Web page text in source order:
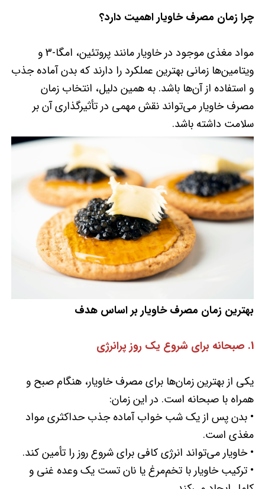
چرا زمان مصرف خاویار اهمیت دارد؟
مواد مغذی موجود در خاویار مانند پروتئین، امگا-3 و
ویتامین‌ها زمانی بهترین عملکرد را دارند که بدن آماده جذب
و استفاده از آن‌ها باشد. به همین دلیل، انتخاب زمان
مصرف خاویار می‌تواند نقش مهمی در تأثیرگذاری آن بر
سلامت داشته باشد.
بهترین زمان مصرف خاویار بر اساس هدف
1. صبحانه برای شروع یک روز پرانرژی
یکی از بهترین زمان‌ها برای مصرف خاویار، هنگام صبح و
همراه با صبحانه است. در این زمان:
• بدن پس از یک شب خواب آماده جذب حداکثری مواد
مغذی است.
• خاویار می‌تواند انرژی کافی برای شروع روز را تأمین کند.
• ترکیب خاویار با تخم‌مرغ یا نان تست یک وعده غنی و